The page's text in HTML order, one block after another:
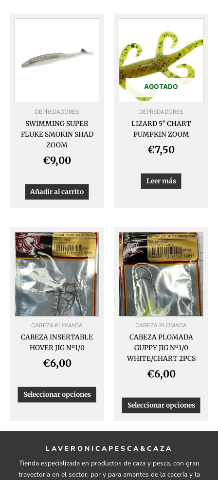
DEPREDADORES
SWIMMING SUPER
FLUKE SMOKIN SHAD
ZOOM
€9,00
Añadir al carrito
AGOTADO
DEPREDADORES
LIZARD 5″ CHART
PUMPKIN ZOOM
€7,50
Leer más
CABEZA PLOMADA
CABEZA INSERTABLE
HOVER JIG Nº1/0
€6,00
Seleccionar opciones
Este
producto
tiene
múltiples
variantes.
Las
opciones
se
pueden
CABEZA PLOMADA
CABEZA PLOMADA
GUPPY JIG Nº1/0
WHITE/CHART 2PCS
€6,00
Seleccionar opciones
Este
tiene
Las
se
LAVERONICAPESCA&CAZA
Tienda especializada en productos de caza y pesca, con gran
trayectoria en el sector, por y para amantes de la cacería y la